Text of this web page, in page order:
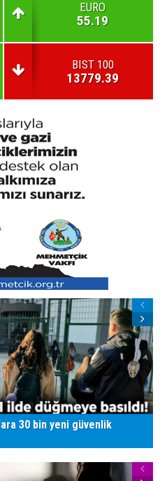
EURO
55.19
BIST 100
13779.39
30 bin yeni güvenlik